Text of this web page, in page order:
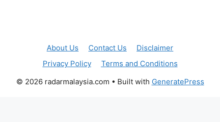
About Us Contact Us
Disclaimer
Privacy Policy
Terms and Conditions
© 2026 radarmalaysia.com • Built with GeneratePress